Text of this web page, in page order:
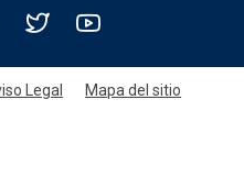
Legal Mapa del sitio